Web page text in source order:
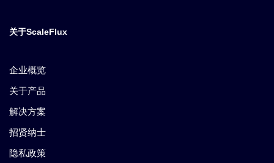
关于ScaleFlux
企业概览
关于产品
解决方案
招贤纳士
隐私政策